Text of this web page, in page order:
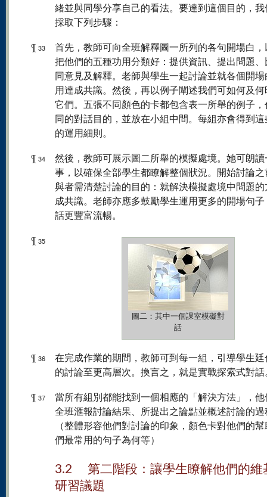
緒並與同學分享自己的看法。要達到這個目的，
採取下列步驟：
¶ 33
首先，教師可向全班解釋圖一所列的各句開場白
把他們的五種功用分類好：提供資訊、提出問題
同意見及解釋。老師與學生一起討論並就各個開
用達成共識。然後，再以例子闡述我們可如何及
它們。五張不同顏色的卡都包含表一所舉的例子
同的對話目的，並放在小組中間。每組亦會得到
的運用細則。
¶ 34
然後，教師可展示圖二所舉的模擬處境。她可朗
事，以確保全部學生都瞭解整個狀況。開始討論
與者需清楚討論的目的：就解決模擬處境中問題
成共識。老師亦應多鼓勵學生運用更多的開場句
話更豐富流暢。
¶ 35
圖二：其中一個課室模礙對
話
¶ 36
在完成作業的期間，教師可到每一組，引導學生
的討論至更高層次。換言之，就是實戰探索式對話
¶ 37
當所有組別都能找到一個相應的「解決方法」，
全班滙報討論結果、所提出之論點並概述討論的過
（整體形容他們對討論的印象，顏色卡對他們的
們最常用的句子為何等）
3.2 第二階段：讓學生瞭解他們的維
研習議題